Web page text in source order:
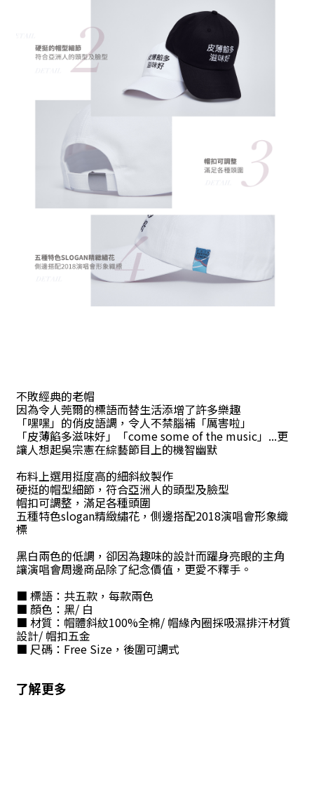
不敗經典的老帽
因為令人莞爾的標語而替生活添增了許多樂趣
「嘿嘿」的俏皮語調，令人不禁腦補「厲害啦」
「皮薄餡多滋味好」「come some of the music」 ...更
讓人想起吳宗憲在綜藝節目上的機智幽默
布料上選用挺度高的細斜紋製作
硬挺的帽型細節，符合亞洲人的頭型及臉型
帽扣可調整，滿足各種頭圍
五種特色slogan精緻繡花，側邊搭配2018演唱會形象織
標
黑白兩色的低調，卻因為趣味的設計而躍身亮眼的主角
讓演唱會周邊商品除了紀念價值，更愛不釋手。
■ 標語：共五款，每款兩色
■ 顏色：黑/ 白
■ 材質：帽體斜紋100%全棉/ 帽緣內圈採吸濕排汗材質
設計/ 帽扣五金
■ 尺碼： Free Size ，後圍可調式
了解更多